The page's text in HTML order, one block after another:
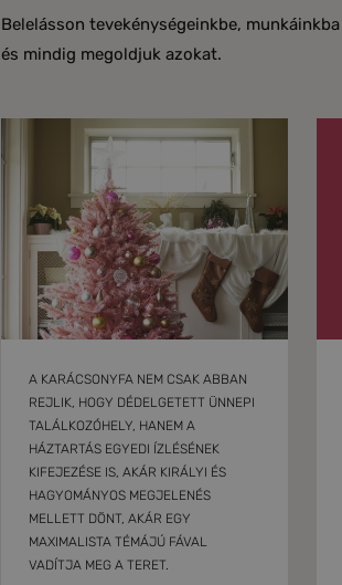
Belelásson tevekénységeinkbe,
és mindig megoldjuk azokat.
A KARÁCSONYFA NEM CSAK ABBAN
REJLIK, HOGY DÉDELGETETT ÜNNEPI
TALÁLKOZÓHELY, HANEM A
HÁZTARTÁS EGYEDI ÍZLÉSÉNEK
KIFEJEZÉSE IS, AKÁR KIRÁLYI ÉS
HAGYOMÁNYOS MEGJELENÉS
MELLETT DÖNT, AKÁR EGY
MAXIMALISTA TÉMÁJÚ FÁVAL
VADÍTJA MEG A TERET.